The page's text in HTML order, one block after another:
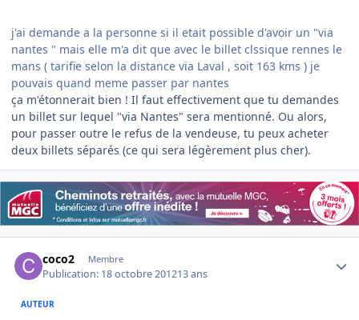
j'ai demande a la personne si il etait possible d'avoir un "via
nantes " mais elle m'a dit que avec le billet clssique rennes le
mans ( tarifie selon la distance via Laval , soit 163 kms ) je
pouvais quand meme passer par nantes
ça m'étonnerait bien ! Il faut effectivement que tu demandes
un billet sur lequel "via Nantes" sera mentionné. Ou alors,
pour passer outre le refus de la vendeuse, tu peux acheter
deux billets séparés (ce qui sera légèrement plus cher).
coco2 Membre
Publication: 18 octobre 201213 ans
AUTEUR